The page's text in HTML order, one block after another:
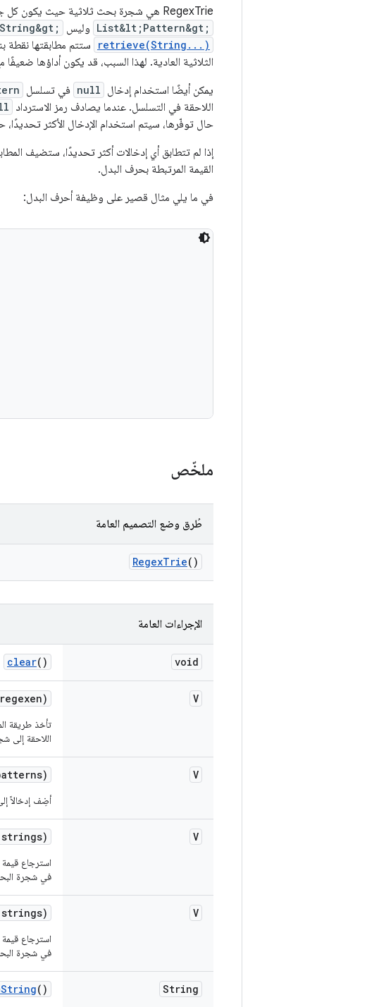
‫RegexTrie هي شجرة بحث ثلاثية حيث يكون كل جزء
List&lt;Pattern&gt; وليس
retrieve(String...) ستتم مطابقتها نقطة
الثلاثية العادية. لهذا السبب، قد يكون أداؤها ضعيفًا
يمكن أيضًا استخدام إدخال null في تسلسل
اللاحقة في التسلسل. عندما يصادف رمز الاسترداد
حال توفّرها، سيتم استخدام الإدخال الأكثر تحديدًا،
إذا لم تتطابق أي إدخالات أكثر تحديدًا، ستضيف
القيمة المرتبطة بحرف البدل.
في ما يلي مثال قصير على وظيفة أحرف البدل:
ملخّص
طُرق وضع التصميم العامة
RegexTrie()
الإجراءات العامة
void
clear()
V
regexen)
تأخذ طريقة
اللاحقة إلى
V
أضِف إدخالاً
V
strings)
استرجاع
في شجرة
V
strings)
استرجاع
في شجرة
String
String()